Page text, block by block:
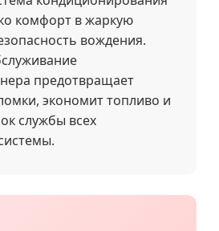
комфорт в жаркую
вождения.
предотвращает
экономит топливо и
службы всех